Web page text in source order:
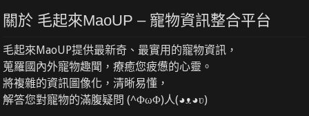
關於 毛起來MaoUP – 寵物資訊整合平台
毛起來MaoUP提供最新奇、最實用的寵物資訊，
蒐羅國內外寵物趣聞，療癒您疲憊的心靈。
將複雜的資訊圖像化，清晰易懂，
解答您對寵物的滿腹疑問 (^ΦωΦ)人(◕ᴥ◕ʋ)